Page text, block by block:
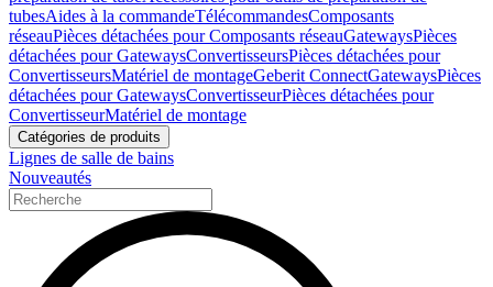
tubesAides à la commandeTélécommandesComposants
réseauPièces détachées pour Composants réseauGatewaysPièces
détachées pour GatewaysConvertisseursPièces détachées pour
ConvertisseursMatériel de montageGeberit ConnectGatewaysPièces
détachées pour GatewaysConvertisseurPièces détachées pour
ConvertisseurMatériel de montage
Catégories de produits
Lignes de salle de bains
Nouveautés